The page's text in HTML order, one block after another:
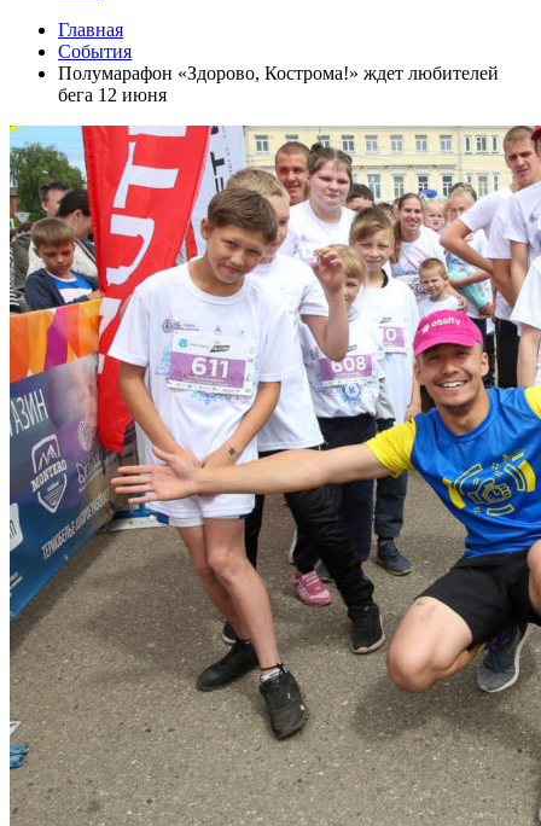
Главная
События
Полумарафон «Здорово, Кострома!» ждет любителей
бега 12 июня